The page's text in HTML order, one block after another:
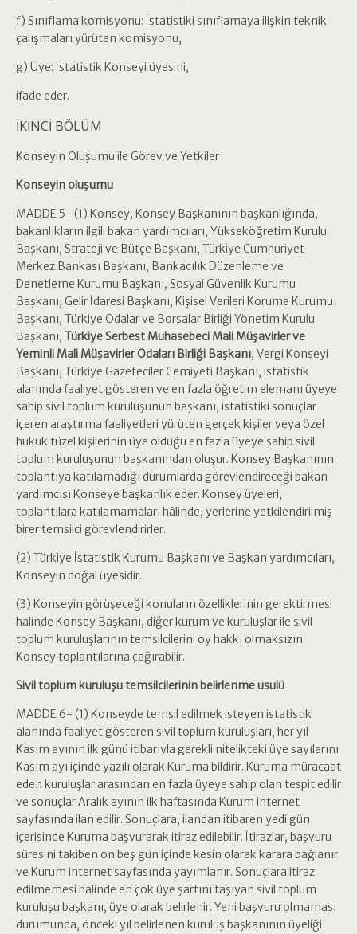
f) Sınıflama komisyonu: İstatistiki sınıflamaya ilişkin teknik
çalışmaları yürüten komisyonu,
g) Üye: İstatistik Konseyi üyesini,
ifade eder.
İKİNCİ BÖLÜM
Konseyin Oluşumu ile Görev ve Yetkiler
Konseyin oluşumu
MADDE 5- (1) Konsey; Konsey Başkanının başkanlığında,
bakanlıkların ilgili bakan yardımcıları, Yükseköğretim Kurulu
Başkanı, Strateji ve Bütçe Başkanı, Türkiye Cumhuriyet
Merkez Bankası Başkanı, Bankacılık Düzenleme ve
Denetleme Kurumu Başkanı, Sosyal Güvenlik Kurumu
Başkanı, Gelir İdaresi Başkanı, Kişisel Verileri Koruma Kurumu
Başkanı, Türkiye Odalar ve Borsalar Birliği Yönetim Kurulu
Başkanı, Türkiye Serbest Muhasebeci Mali Müşavirler ve
Yeminli Mali Müşavirler Odaları Birliği Başkanı, Vergi Konseyi
Başkanı, Türkiye Gazeteciler Cemiyeti Başkanı, istatistik
alanında faaliyet gösteren ve en fazla öğretim elemanı üyeye
sahip sivil toplum kuruluşunun başkanı, istatistiki sonuçlar
içeren araştırma faaliyetleri yürüten gerçek kişiler veya özel
hukuk tüzel kişilerinin üye olduğu en fazla üyeye sahip sivil
toplum kuruluşunun başkanından oluşur. Konsey Başkanının
toplantıya katılamadığı durumlarda görevlendireceği bakan
yardımcısı Konseye başkanlık eder. Konsey üyeleri,
toplantılara katılamamaları hâlinde, yerlerine yetkilendirilmiş
birer temsilci görevlendirirler.
(2) Türkiye İstatistik Kurumu Başkanı ve Başkan yardımcıları,
Konseyin doğal üyesidir.
(3) Konseyin görüşeceği konuların özelliklerinin gerektirmesi
halinde Konsey Başkanı, diğer kurum ve kuruluşlar ile sivil
toplum kuruluşlarının temsilcilerini oy hakkı olmaksızın
Konsey toplantılarına çağırabilir.
Sivil toplum kuruluşu temsilcilerinin belirlenme usulü
MADDE 6- (1) Konseyde temsil edilmek isteyen istatistik
alanında faaliyet gösteren sivil toplum kuruluşları, her yıl
Kasım ayının ilk günü itibarıyla gerekli nitelikteki üye sayılarını
Kasım ayı içinde yazılı olarak Kuruma bildirir. Kuruma müracaat
eden kuruluşlar arasından en fazla üyeye sahip olan tespit edilir
ve sonuçlar Aralık ayının ilk haftasında Kurum internet
sayfasında ilan edilir. Sonuçlara, ilandan itibaren yedi gün
içerisinde Kuruma başvurarak itiraz edilebilir. İtirazlar, başvuru
süresini takiben on beş gün içinde kesin olarak karara bağlanır
ve Kurum internet sayfasında yayımlanır. Sonuçlara itiraz
edilmemesi halinde en çok üye şartını taşıyan sivil toplum
kuruluşu başkanı, üye olarak belirlenir. Yeni başvuru olmaması
durumunda, önceki yıl belirlenen kuruluş başkanının üyeliği